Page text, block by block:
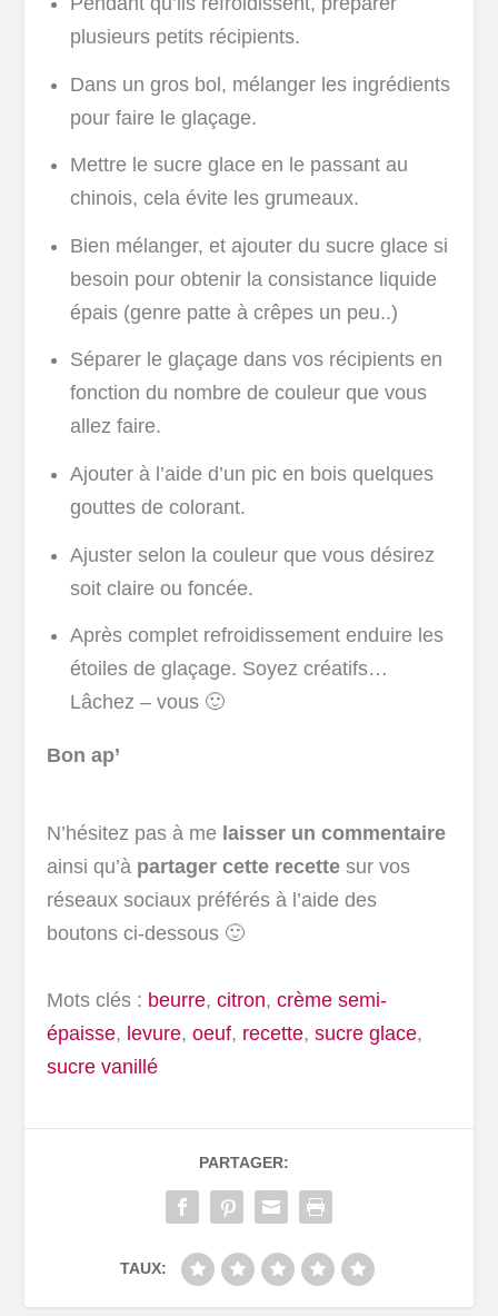
plusieurs petits récipients.
Dans un gros bol, mélanger les ingrédients
pour faire le glaçage.
Mettre le sucre glace en le passant au
chinois, cela évite les grumeaux.
Bien mélanger, et ajouter du sucre glace si
besoin pour obtenir la consistance liquide
épais (genre patte à crêpes un peu..)
Séparer le glaçage dans vos récipients en
fonction du nombre de couleur que vous
allez faire.
Ajouter à l’aide d’un pic en bois quelques
gouttes de colorant.
Ajuster selon la couleur que vous désirez
soit claire ou foncée.
Après complet refroidissement enduire les
étoiles de glaçage. Soyez créatifs…
Lâchez – vous 🙂
Bon ap’
N’hésitez pas à me laisser un commentaire
ainsi qu’à partager cette recette sur vos
réseaux sociaux préférés à l’aide des
boutons ci-dessous 🙂
Mots clés : beurre,citron,crème semi-
épaisse, levure,oeuf, recette,sucre glace,
sucre vanillé
PARTAGER:
TAUX: